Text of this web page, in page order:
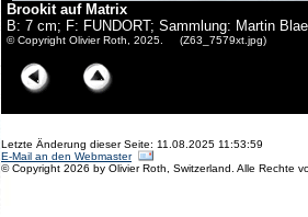
Brookit auf Matrix
B: 7 cm; F: FUNDORT; Sammlung: Martin
© Copyright Olivier Roth, 2025. (Z63_7579xt.jpg)
Letzte Änderung dieser Seite: 11.08.2025 11:53:59
E-Mail an den Webmaster
© Copyright 2026 by Olivier Roth, Switzerland. Alle Rechte